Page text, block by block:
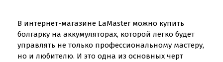
В интернет-магазине LaMaster можно купить
болгарку на аккумуляторах, которой легко будет
управлять не только профессиональному мастеру,
но и любителю. И это одна из основных черт